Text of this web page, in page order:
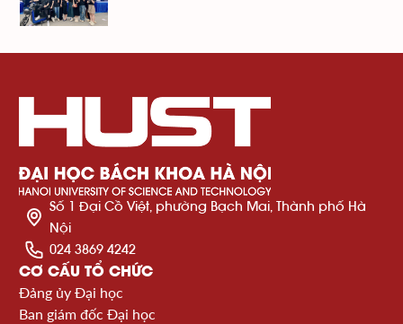
Số 1 Đại Cồ Việt, phường Bạch Mai, Thành phố Hà
Nội
024 3869 4242
CƠ CẤU TỔ CHỨC
Đảng ủy Đại học
Ban giám đốc Đại học